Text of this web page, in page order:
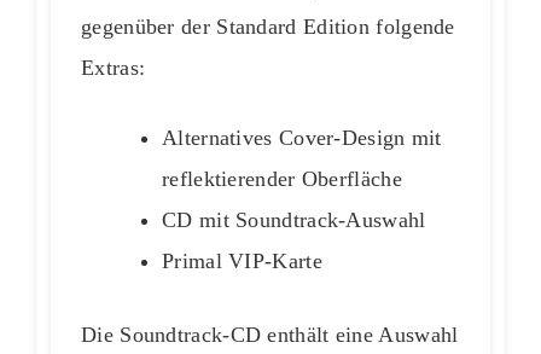
gegenüber der Standard Edition folgende
Extras:
Alternatives Cover-Design mit
reflektierender Oberfläche
CD mit Soundtrack-Auswahl
Primal VIP-Karte
Die Soundtrack-CD enthält eine Auswahl